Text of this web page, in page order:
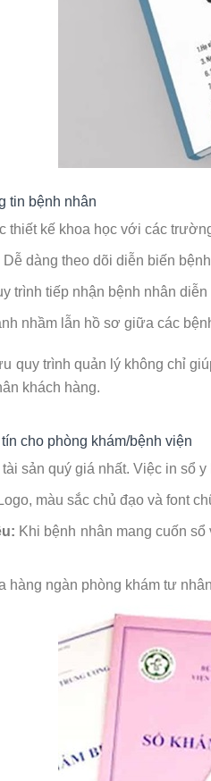
tin bệnh nhân
thiết kế khoa học với các
Dễ dàng theo dõi diễn biến
trình tiếp nhận bệnh nhân
nhầm lẫn hồ sơ giữa các
quy trình quản lý không chỉ
khách hàng.
cho phòng khám/bệnh viện
tài sản quý giá nhất. Việc in sổ
Logo, màu sắc chủ đạo và font
Khi bệnh nhân mang cuốn
hàng ngàn phòng khám tư